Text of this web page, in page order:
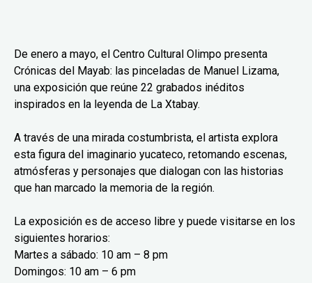
De enero a mayo, el Centro Cultural Olimpo presenta
Crónicas del Mayab: las pinceladas de Manuel Lizama,
una exposición que reúne 22 grabados inéditos
inspirados en la leyenda de La Xtabay.
A través de una mirada costumbrista, el artista explora
esta figura del imaginario yucateco, retomando escenas,
atmósferas y personajes que dialogan con las historias
que han marcado la memoria de la región.
La exposición es de acceso libre y puede visitarse en los
siguientes horarios:
Martes a sábado: 10 am – 8 pm
Domingos: 10 am – 6 pm